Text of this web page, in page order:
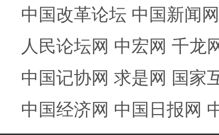
中国改革论坛 中国新闻网
人民论坛网 中宏网 千龙
中国记协网 求是网 国家
中国经济网 中国日报网